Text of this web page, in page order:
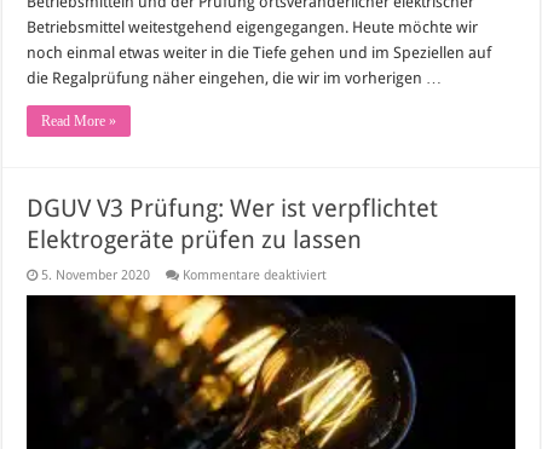
Betriebsmittel weitestgehend eigengegangen. Heute möchte wir
noch einmal etwas weiter in die Tiefe gehen und im Speziellen auf
die Regalprüfung näher eingehen, die wir im vorherigen …
Read More »
DGUV V3 Prüfung: Wer ist verpflichtet
Elektrogeräte prüfen zu lassen
5. November 2020 Kommentare deaktiviertfür
Prüfung:
Wer
ist
verpflichtet
Elektrogeräte
prüfen
zu
lassen